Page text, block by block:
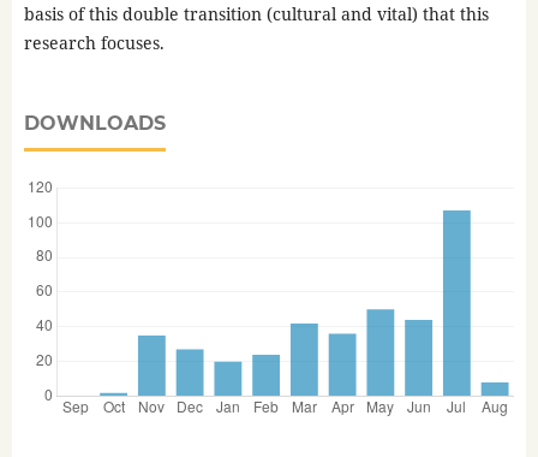
basis of this double transition (cultural and vital) that this
research focuses.
DOWNLOADS